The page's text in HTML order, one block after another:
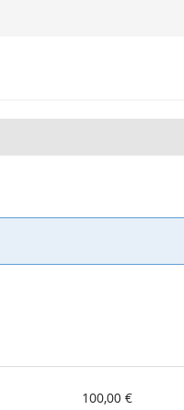
100,00 €